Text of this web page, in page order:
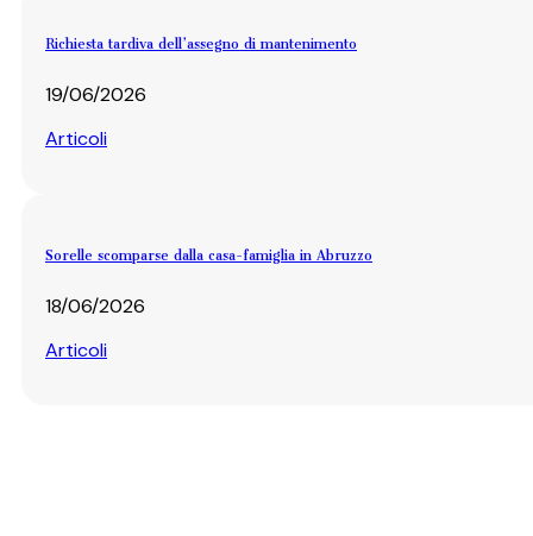
Richiesta tardiva dell’assegno di mantenimento
19/06/2026
Articoli
Sorelle scomparse dalla casa-famiglia in Abruzzo
18/06/2026
Articoli